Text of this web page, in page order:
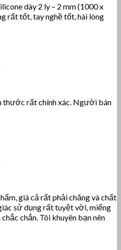
dày 2 ly – 2 mm (1000 x
rất tốt, tay nghề tốt, hài lòng
thước rất chính xác. Người bán
giá cả rất phải chăng và chất
sử dụng rất tuyệt vời, miếng
chắn. Tôi khuyên bạn nên